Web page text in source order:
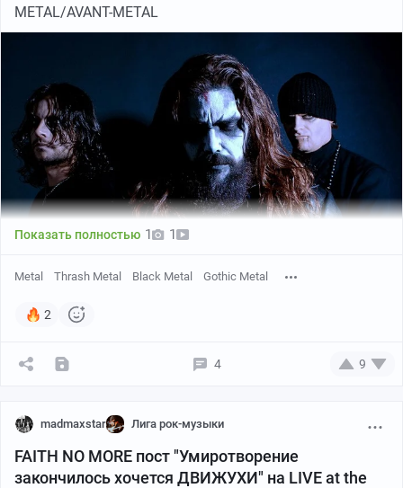
METAL/AVANT-METAL
Live at Wacken Open Air 2006 года
Показать полностью 1 1
Metal Thrash Metal Black Metal Gothic Metal
2
4 9
madmaxstar Лига рок-музыки
FAITH NO MORE пост "Умиротворение
закончилось хочется ДВИЖУХИ" на LIVE at the